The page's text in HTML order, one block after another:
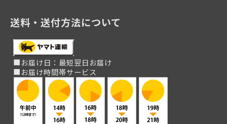
送料・送付方法について
■お届け日：最短翌日お届け
■お届け時間帯サービス